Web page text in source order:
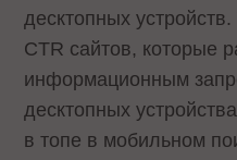
десктопных
CTR сайтов, которые
информационным
десктопных
в топе в мобильном